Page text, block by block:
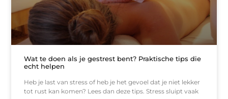
Wat te doen als je gestrest bent? Praktische tips die
echt helpen
Heb je last van stress of heb je het gevoel dat je niet lekker
tot rust kan komen? Lees dan deze tips. Stress sluipt vaak